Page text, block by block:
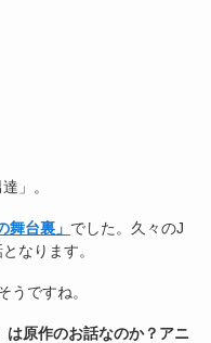
」。
台裏」 でした。久々のJ
なります。
うですね。
原作のお話なのか？アニ